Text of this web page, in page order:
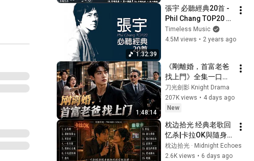
張宇 Phil Chang -《揮霍寂
寞》official Lyric Video
Timeless Music
張惠妹 A-Mei - 趁早 官方MV
(Official Music Video)
金曲年代GOLDEN ERA
12
4:24
江美琪 Maggie Chiang - 想
起 Reminder (官方完整版
MV)
Timeless Music
13
4:59
張宇 Phil Chang - 趁早 As
Early As Possible (官方完整
版MV)
Timeless Music
14
張學友 - 回頭太難 (Official
Video)
曲 2026流行歌曲❤️
1:32:39
張宇 必聽經典20首 -
Phil Chang TOP20 #
串燒 #無間斷 #完整
聆聽 #KTV必唱 #經
趁早 #用心良苦 #小
小的太陽 #一言難盡
Timeless Music
4.5M views • 2 years ago
1:48:14
《剛離婚，首富老爸
找上門》全集一口氣
看完，無刪減，完整
版！！！
刀光劍影 Knight Drama
207K views • 4 days ago
New
枕边拾光 经典老歌回
忆杀|卡拉OK與隨身
聽裡的殿堂級旋律 🎧
心太軟 + 大海 + 愛如
枕边拾光 · Midnight Echoes
2.6K views • 6 days ago